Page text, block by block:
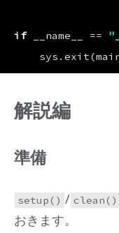
if __name__ ==
sys . exit(
解説編
準備
setup() / clean()
おきます。